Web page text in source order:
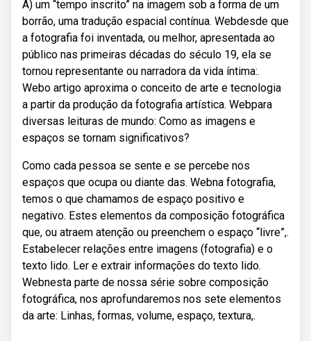
A) um “tempo inscrito” na imagem sob a forma de um
borrão, uma tradução espacial contínua. Webdesde que
a fotografia foi inventada, ou melhor, apresentada ao
público nas primeiras décadas do século 19, ela se
tornou representante ou narradora da vida íntima:.
Webo artigo aproxima o conceito de arte e tecnologia
a partir da produção da fotografia artística. Webpara
diversas leituras de mundo: Como as imagens e
espaços se tornam significativos?
Como cada pessoa se sente e se percebe nos
espaços que ocupa ou diante das. Webna fotografia,
temos o que chamamos de espaço positivo e
negativo. Estes elementos da composição fotográfica
que, ou atraem atenção ou preenchem o espaço “livre”,.
Estabelecer relações entre imagens (fotografia) e o
texto lido. Ler e extrair informações do texto lido.
Webnesta parte de nossa série sobre composição
fotográfica, nos aprofundaremos nos sete elementos
da arte: Linhas, formas, volume, espaço, textura,.